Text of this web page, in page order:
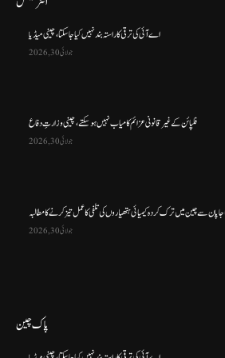
اے آئی کی ترقی کا راستہ بند نہیں کیا جا سکتا، چینی میڈیا
جولائی 30, 2026
فلپائن کے غیر قانونی عزائم کامیاب نہیں ہو سکتے ، چینی وزارتِ دفاع
جولائی 30, 2026
سے چین میں ترک کردہ کیمیائی ہتھیاروں کی تلفی کا عمل تیز کرنے کا مطالبہ
جولائی 30, 2026
پاک چین